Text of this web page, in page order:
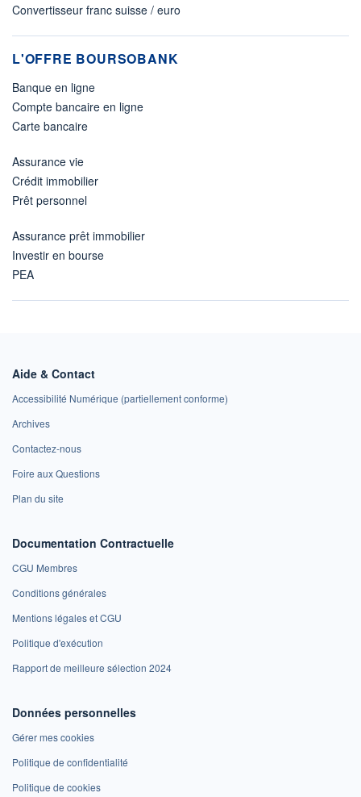
Convertisseur franc suisse / euro
L'OFFRE BOURSOBANK
Banque en ligne
Compte bancaire en ligne
Carte bancaire
Assurance vie
Crédit immobilier
Prêt personnel
Assurance prêt immobilier
Investir en bourse
PEA
Aide & Contact
Accessibilité Numérique (partiellement conforme)
Archives
Contactez-nous
Foire aux Questions
Plan du site
Documentation Contractuelle
CGU Membres
Conditions générales
Mentions légales et CGU
Politique d'exécution
Rapport de meilleure sélection 2024
Données personnelles
Gérer mes cookies
Politique de confidentialité
Politique de cookies